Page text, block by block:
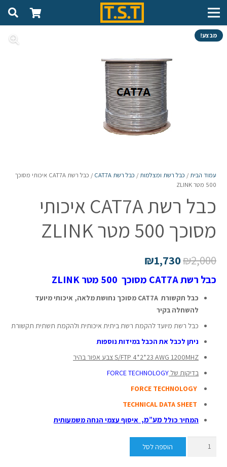
מבצע!
עמוד הבית/ כבל רשת ומצלמות/ כבל רשת CAT7A
/ כבל רשת CAT7A איכותי מסוכך
500 מטר ZLINK
כבל רשת CAT7A איכותי
מסוכך 500 מטר ZLINK
₪2,000
₪1,730
כבל רשת CAT7A מסוכך 500 מטר ZLINK
כ
בל תקשורת CAT7A מסוכך נחושת מלאה, איכותי מיועד
להשחלה בקיר
כבל רשת מיועד להקמת רשת ביתית איכותית ולהקמת תשתית תקשורת
ניתן לכבל את הכבל במידות נוספות
S/FTP 4*2*23 AWG 1200MHZ צבע אפור בהיר
בדיקות של FORCE TECHNOLOGY
FORCE TECHNOLOGY
TECHNICAL DATA SHEET
המחיר כולל מע”מ, איסוף עצמי הנחה משמעותית
כמות
הוספה לסל